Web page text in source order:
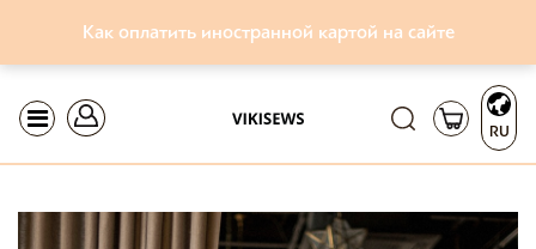
Как оплатить иностранной картой на сайте
RU